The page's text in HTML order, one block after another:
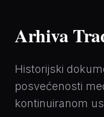
Arhiva
Historijski
posvećenosti
kontinuiranom